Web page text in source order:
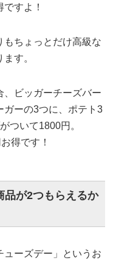
すよ！
もちょっとだけ高級な
す。
、ビッガーチーズバー
ガーの3つに、ポテト3
ついて1800円。
得です！
品が2つもらえるか
ューズデー」というお